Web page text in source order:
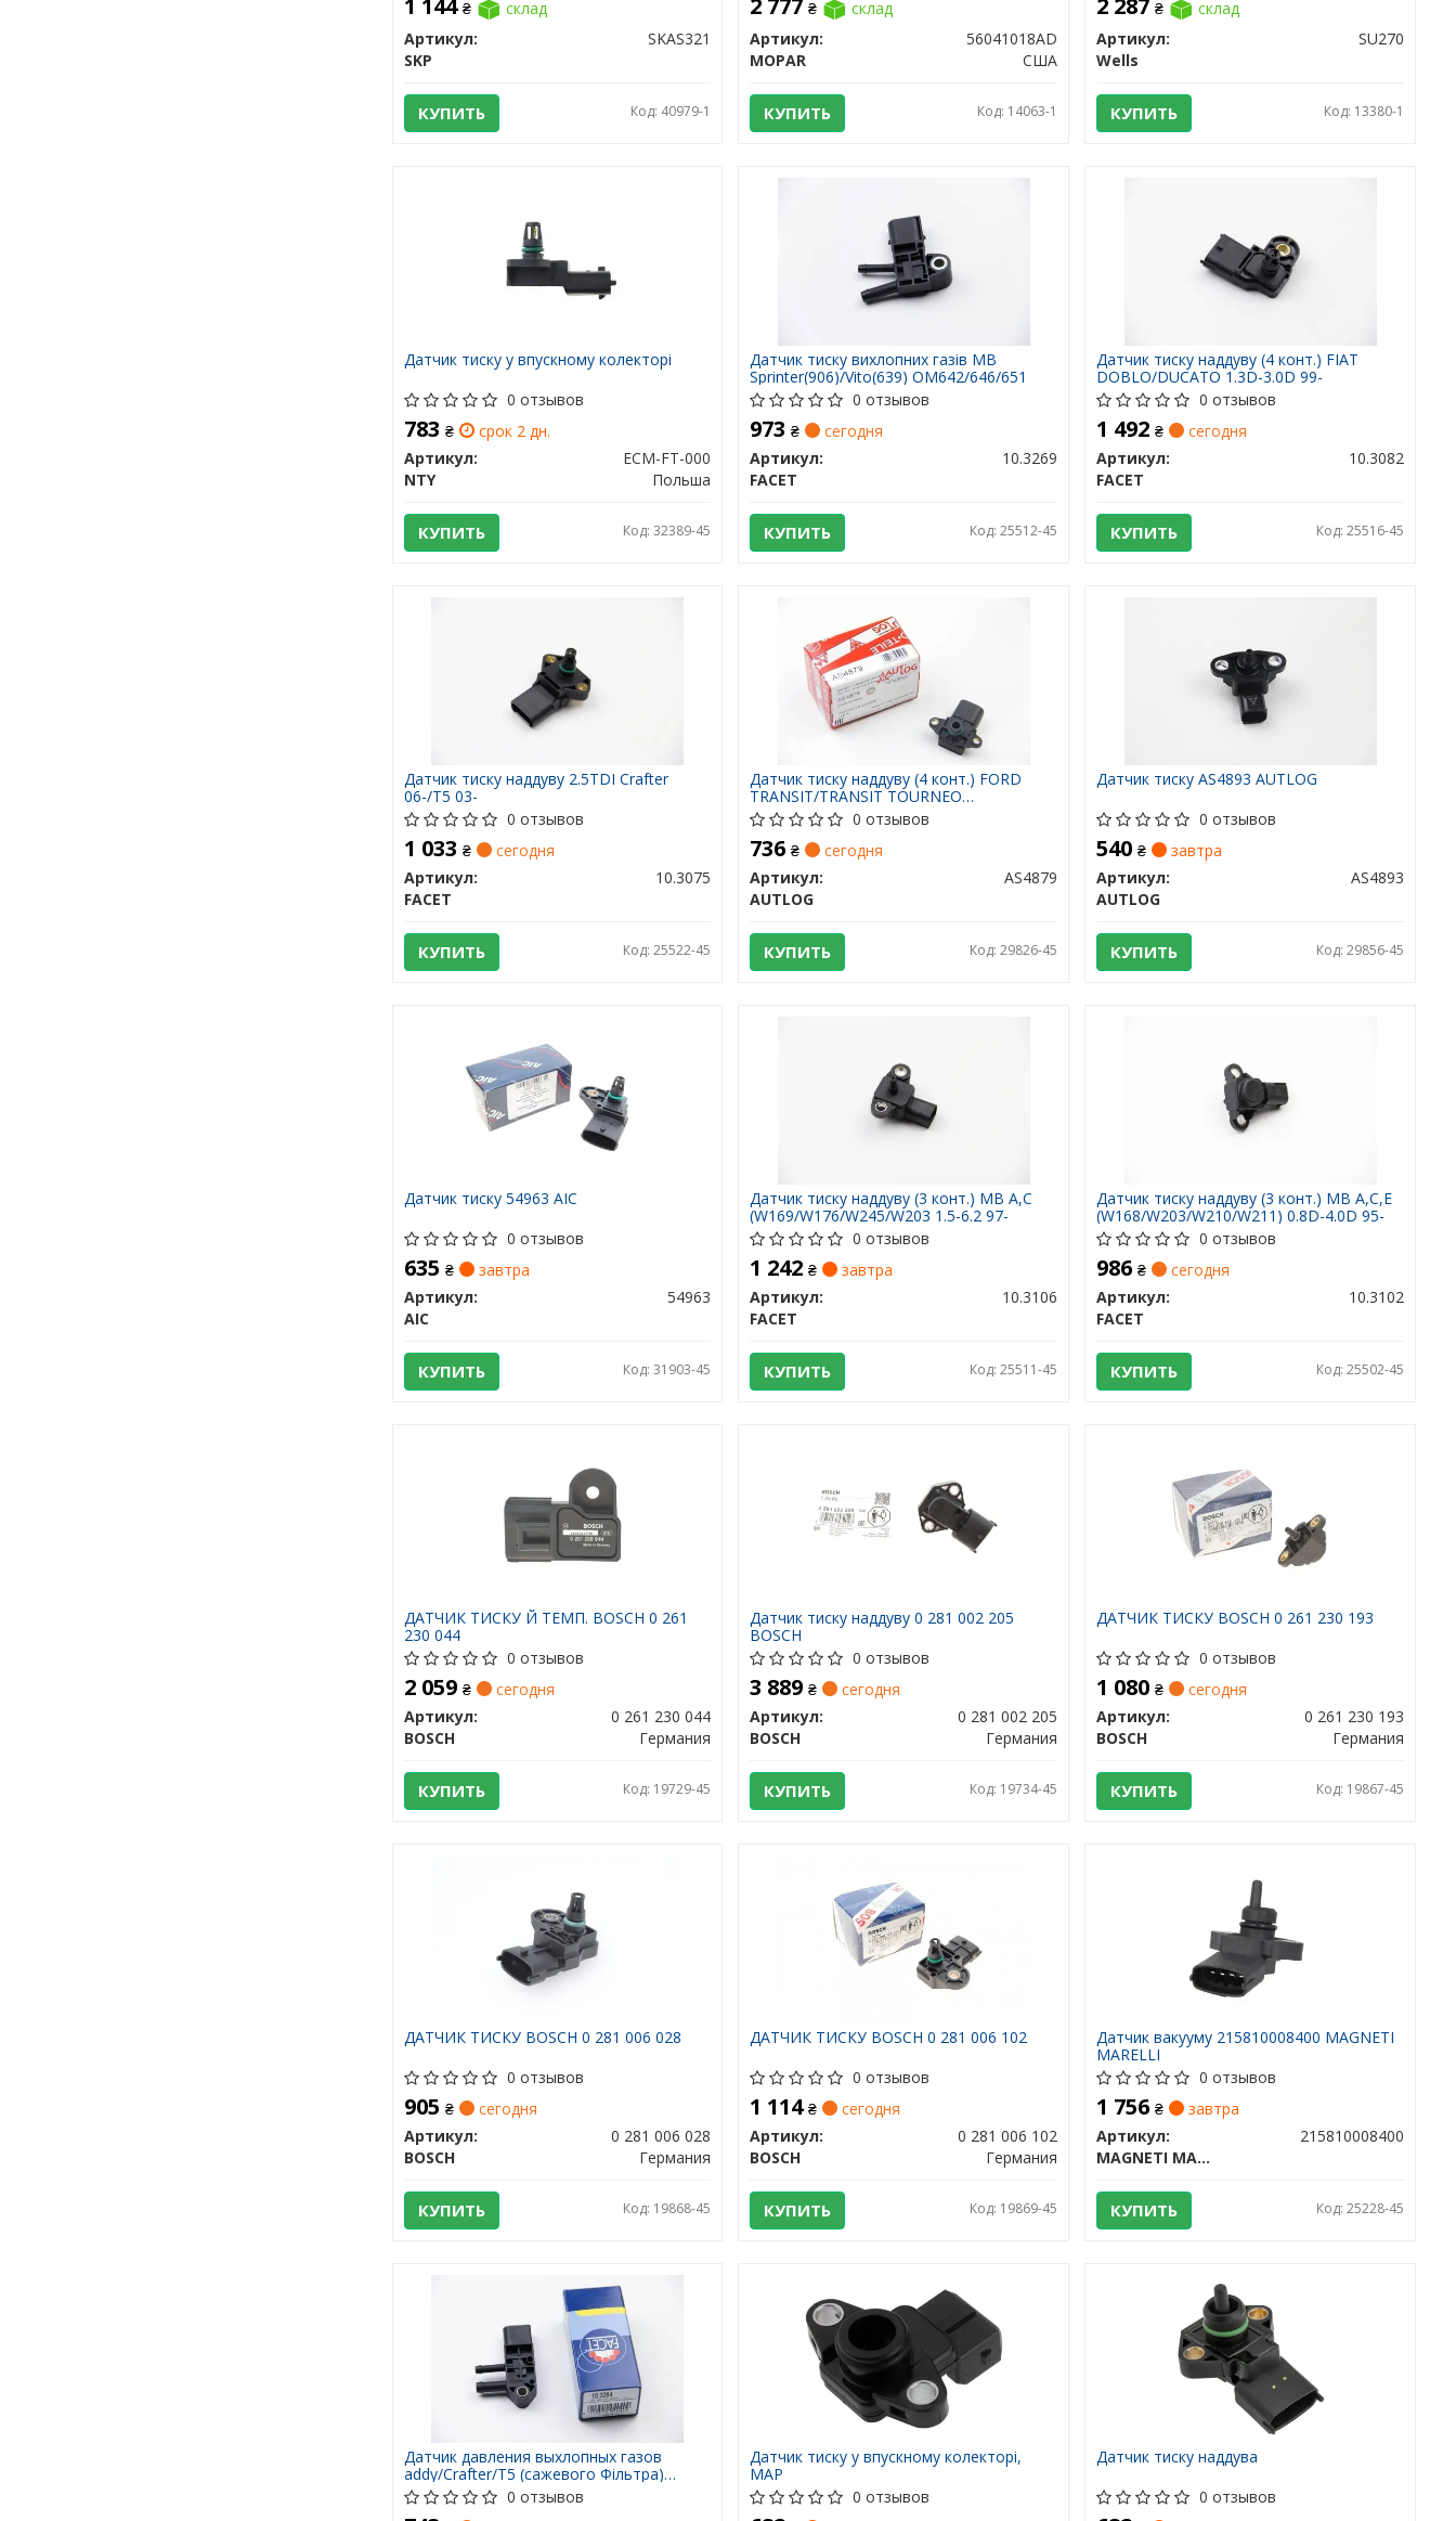
₴
склад
Артикул:
SKAS321
SKP
КУПИТЬ Код: 40979-1
₴
склад
Артикул:
56041018AD
MOPAR
США
КУПИТЬ Код: 14063-1
₴
склад
Артикул:
SU270
Wells
КУПИТЬ Код: 13380-1
Датчик тиску у впускному колекторі
0 отзывов
783 ₴
срок 2 дн.
Артикул:
ECM-FT-000
NTY
Польша
КУПИТЬ Код: 32389-45
Датчик тиску вихлопних газів MB
Sprinter(906)/Vito(639) OM642/646/651
0 отзывов
973₴
сегодня
Артикул:
10.3269
FACET
КУПИТЬ Код: 25512-45
Датчик тиску наддуву (4 конт.) FIAT
DOBLO/DUCATO 1.3D-3.0D 99-
0 отзывов
1 492₴
сегодня
Артикул:
10.3082
FACET
КУПИТЬ Код: 25516-45
Датчик тиску наддуву 2.5TDI Crafter
06-/T5 03-
0 отзывов
1 033 ₴
сегодня
Артикул:
10.3075
FACET
КУПИТЬ Код: 25522-45
Датчик тиску наддуву (4 конт.) FORD
TRANSIT/TRANSIT TOURNEO
2.2D/2.4D/3.2D 06-0 отзывов
736₴
сегодня
Артикул:
AS4879
AUTLOG
КУПИТЬ Код: 29826-45
Датчик тиску AS4893 AUTLOG
0 отзывов
540₴
завтра
Артикул:
AS4893
AUTLOG
КУПИТЬ Код: 29856-45
Датчик тиску 54963 AIC
0 отзывов
635 ₴
завтра
Артикул:
54963
AIC
КУПИТЬ Код: 31903-45
Датчик тиску наддуву (3 конт.) MB A,C
(W169/W176/W245/W203 1.5-6.2 97-
0 отзывов
1 242₴
завтра
Артикул:
10.3106
FACET
КУПИТЬ Код: 25511-45
Датчик тиску наддуву (3 конт.) MB A,C,E
(W168/W203/W210/W211) 0.8D-4.0D 95-
0 отзывов
986₴
сегодня
Артикул:
10.3102
FACET
КУПИТЬ Код: 25502-45
ДАТЧИК ТИСКУ Й ТЕМП. BOSCH 0 261
230 044
0 отзывов
2 059 ₴
сегодня
Артикул:
0 261 230 044
BOSCH
Германия
КУПИТЬ Код: 19729-45
Датчик тиску наддуву 0 281 002 205
BOSCH
0 отзывов
3 889₴
сегодня
Артикул:
0 281 002 205
BOSCH
Германия
КУПИТЬ Код: 19734-45
ДАТЧИК ТИСКУ BOSCH 0 261 230 193
0 отзывов
1 080₴
сегодня
Артикул:
0 261 230 193
BOSCH
Германия
КУПИТЬ Код: 19867-45
ДАТЧИК ТИСКУ BOSCH 0 281 006 028
0 отзывов
905 ₴
сегодня
Артикул:
0 281 006 028
BOSCH
Германия
КУПИТЬ Код: 19868-45
ДАТЧИК ТИСКУ BOSCH 0 281 006 102
0 отзывов
1 114₴
сегодня
Артикул:
0 281 006 102
BOSCH
Германия
КУПИТЬ Код: 19869-45
Датчик вакууму 215810008400 MAGNETI
MARELLI
0 отзывов
1 756₴
завтра
Артикул:
215810008400
MAGNETI MARELLI
КУПИТЬ Код: 25228-45
Датчик давления выхлопных газов
addy/Crafter/T5 (сажевого Фільтра)
(10.3264) FACET0 отзывов
Датчик тиску у впускному колекторі,
MAP
0 отзывов
Датчик тиску наддува
0 отзывов